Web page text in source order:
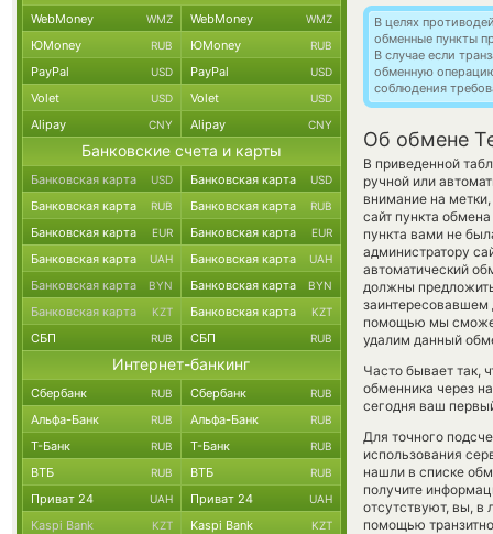
В целях
обменные пункты
В случае если
обменную
соблюдения
Об обмене
В приведенной
ручной или
внимание на
сайт пункта
пункта вами не
администратору
автоматический
должны
помощью мы
удалим данный
Часто бывает так,
обменника через
сегодня ваш
Для точного
использования
нашли в списке
получите
отсутствуют, вы,
помощью
WebMoney WMZ WebMoney WMZ
ЮMoney RUB ЮMoney RUB
PayPal USD PayPal USD
Volet USD Volet USD
Alipay CNY Alipay CNY
Банковские счета и карты
Банковская карта USD Банковская карта USD
Банковская карта RUB Банковская карта RUB
Банковская карта EUR Банковская карта EUR
Банковская карта UAH Банковская карта UAH
Банковская карта BYN Банковская карта BYN
Банковская карта KZT Банковская карта KZT
СБП RUB СБП RUB
Интернет-банкинг
Сбербанк RUB Сбербанк RUB
Альфа-Банк RUB Альфа-Банк RUB
Т-Банк RUB Т-Банк RUB
ВТБ RUB ВТБ RUB
Приват 24 UAH Приват 24 UAH
Kaspi Bank KZT Kaspi Bank KZT